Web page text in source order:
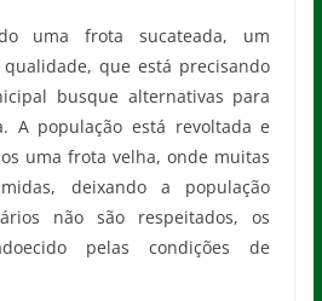
uma frota sucateada, um
que está precisando
busque alternativas para
A população está revoltada e
uma frota velha, onde muitas
deixando a população
não são respeitados, os
pelas condições de